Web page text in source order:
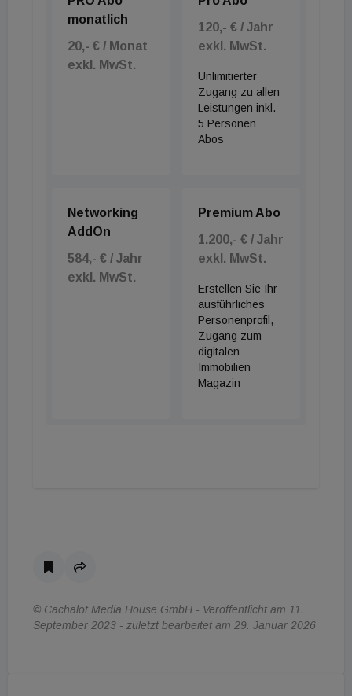
monatlich
20,- € / Monat
exkl. MwSt.
120,- € / Jahr
exkl. MwSt.
Unlimitierter
Zugang zu allen
Leistungen inkl.
5 Personen
Abos
Networking
AddOn
584,- € / Jahr
exkl. MwSt.
Premium Abo
1.200,- € / Jahr
exkl. MwSt.
Erstellen Sie Ihr
ausführliches
Personenprofil,
Zugang zum
digitalen
Immobilien
Magazin
© Cachalot Media House GmbH - Veröffentlicht am 11.
September 2023 - zuletzt bearbeitet am 29. Januar 2026